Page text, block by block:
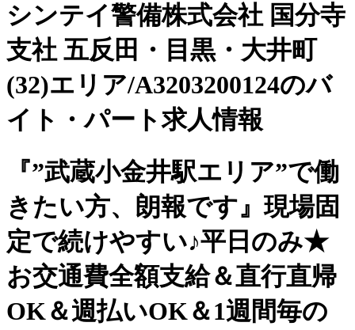
シンテイ警備株式会社 国分寺
支社 五反田・目黒・大井町
(32)エリア/A3203200124のバ
イト・パート求人情報
『”武蔵小金井駅エリア”で働
きたい方、朗報です』現場固
定で続けやすい♪平日のみ★
お交通費全額支給＆直行直帰
OK＆週払いOK＆1週間毎の